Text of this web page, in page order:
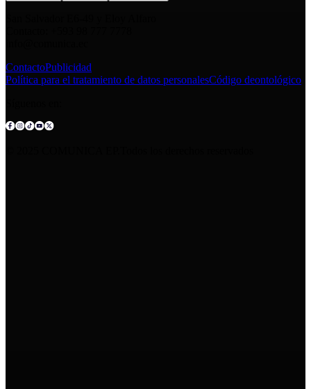
ContactoPublicidad
Política para el tratamiento de datos personalesCódigo deontológico